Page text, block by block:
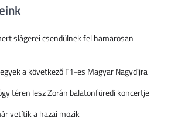
slágerei csendülnek fel hamarosan
a következő F1-es Magyar Nagydíjra
téren lesz Zorán balatonfüredi koncertje
vetítik a hazai mozik